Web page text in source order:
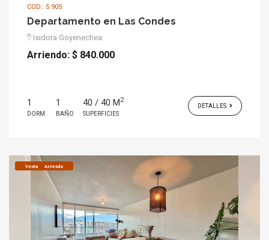
COD.: 5.905
Departamento en Las Condes
Isidora Goyenechea
Arriendo: $ 840.000
1
DORM.
1
BAÑO
40 / 40 M2
SUPERFICIES
DETALLES
Venta Arriendo